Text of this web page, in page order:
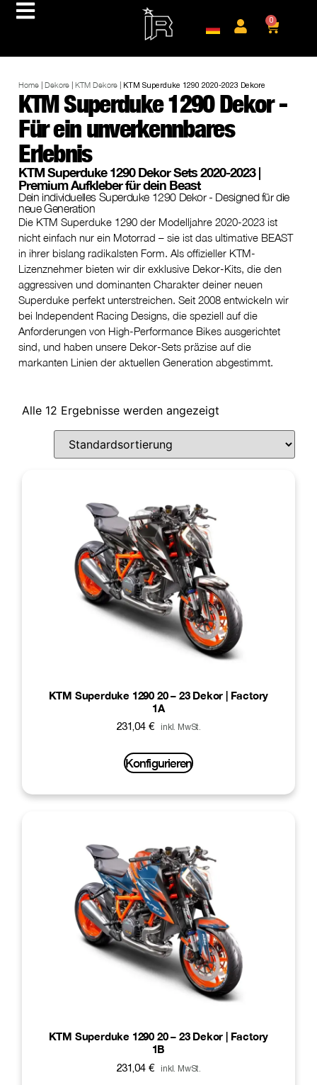
0
Home |Dekore |KTM Dekore KTM Superduke 1290 2020-2023 Dekore
KTM Superduke 1290 Dekor -
Für ein unverkennbares
Erlebnis
KTM Superduke 1290 Dekor Sets 2020-2023 |
Premium Aufkleber für dein Beast
Dein individuelles Superduke 1290 Dekor - Designed für die
neue Generation
Die KTM Superduke 1290 der Modelljahre 2020-2023 ist
nicht einfach nur ein Motorrad – sie ist das ultimative BEAST
in ihrer bislang radikalsten Form. Als offizieller KTM-
Lizenznehmer bieten wir dir exklusive Dekor-Kits, die den
aggressiven und dominanten Charakter deiner neuen
Superduke perfekt unterstreichen. Seit 2008 entwickeln wir
bei Independent Racing Designs, die speziell auf die
Anforderungen von High-Performance Bikes ausgerichtet
sind, und haben unsere Dekor-Sets präzise auf die
markanten Linien der aktuellen Generation abgestimmt.
Alle 12 Ergebnisse werden angezeigt
KTM Superduke 1290 20 – 23 Dekor | Factory
1A
231,04 € inkl. MwSt.
Konfigurieren
KTM Superduke 1290 20 – 23 Dekor | Factory
1B
231,04 € inkl. MwSt.